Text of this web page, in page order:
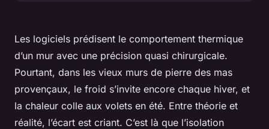
Les logiciels prédisent le comportement thermique
d’un mur avec une précision quasi chirurgicale.
Pourtant, dans les vieux murs de pierre des mas
provençaux, le froid s’invite encore chaque hiver, et
la chaleur colle aux volets en été. Entre théorie et
réalité, l’écart est criant. C’est là que l’isolation